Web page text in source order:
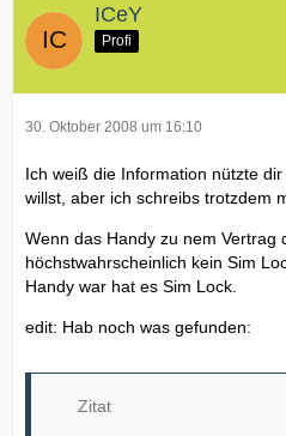
ICeY
Profi
30. Oktober 2008 um 16:10
Ich weiß die Information nützte
willst, aber ich schreibs trotzdem
Wenn das Handy zu nem Vertrag
höchstwahrscheinlich kein Sim
Handy war hat es Sim Lock.
edit: Hab noch was gefunden:
Zitat